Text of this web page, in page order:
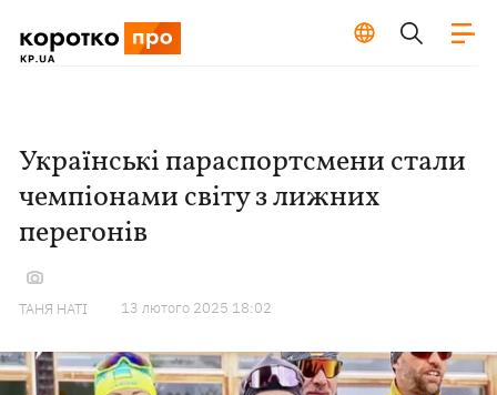
Українські параспортсмени стали
чемпіонами світу з лижних
перегонів
ТАНЯ НАТІ 13 лютого 2025 18:02